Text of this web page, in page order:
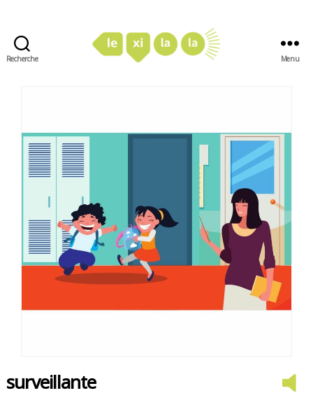
Recherche Menu
surveillante